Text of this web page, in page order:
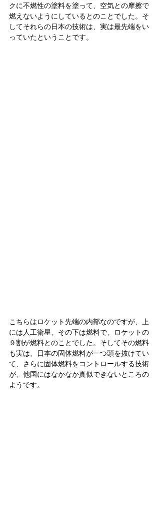
クに不燃性の塗料を塗って、空気との摩擦で
燃えないようにしているとのことでした。そ
してそれらの日本の技術は、実は最先端をい
っていたということです。
こちらはロケット先端の内部なのですが、上
には人工衛星、その下は燃料で、ロケットの
９割が燃料とのことでした。そしてその燃料
も実は、日本の固体燃料が一つ頭を抜けてい
て、さらに固体燃料をコントロールする技術
が、他国にはなかなか真似できないところの
ようです。